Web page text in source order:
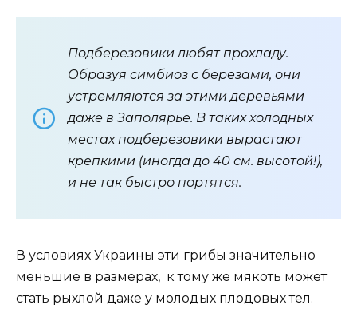
Подберезовики любят прохладу.
Образуя симбиоз с березами, они
устремляются за этими деревьями
даже в Заполярье. В таких холодных
местах подберезовики вырастают
крепкими (иногда до 40 см. высотой!),
и не так быстро портятся.
В условиях Украины эти грибы значительно
меньшие в размерах, к тому же мякоть может
стать рыхлой даже у молодых плодовых тел.